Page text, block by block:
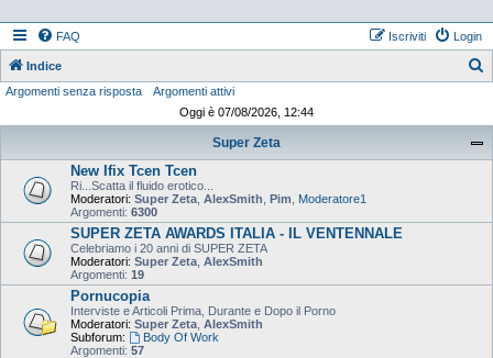
FAQ Login
Iscriviti
Indice
Argomenti senza risposta
Argomenti attivi
Oggi è 07/08/2026, 12:44
Super Zeta
New Ifix Tcen Tcen
Ri...Scatta il fluido erotico...
Moderatori: Super Zeta AlexSmith Pim
Moderatore1
Argomenti: 6300
SUPER ZETA AWARDS ITALIA - IL VENTENNALE
Celebriamo i 20 anni di SUPER ZETA
Moderatori: Super Zeta AlexSmith
Argomenti: 19
Pornucopia
Interviste e Articoli Prima, Durante e Dopo il Porno
Moderatori: Super Zeta AlexSmith
Subforum:
Body Of Work
Argomenti: 57